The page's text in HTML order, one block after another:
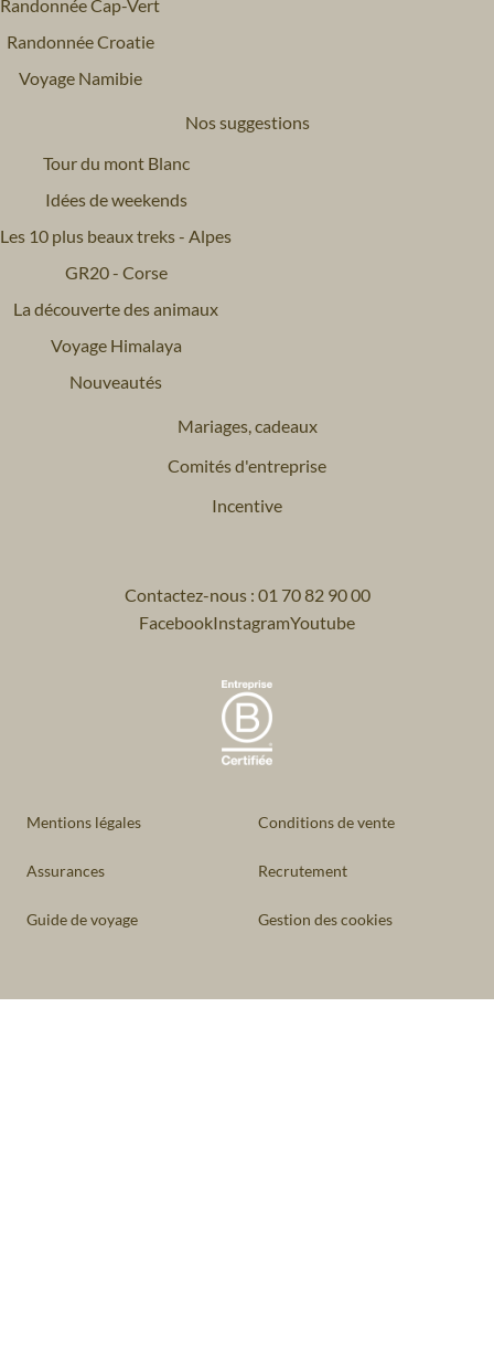
Randonnée Cap-Vert
Randonnée Croatie
Voyage Namibie
Nos suggestions
Tour du mont Blanc
Idées de weekends
Les 10 plus beaux treks - Alpes
GR20 - Corse
La découverte des animaux
Voyage Himalaya
Nouveautés
Mariages, cadeaux
Comités d'entreprise
Incentive
Contactez-nous : 01 70 82 90 00
FacebookInstagramYoutube
Mentions légales Conditions de vente
Assurances Recrutement
Guide de voyage Gestion des cookies